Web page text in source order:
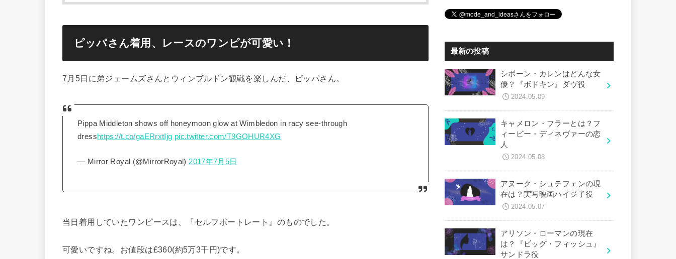
ピッパさん着用、レースのワンピが可愛い！
7月5日に弟ジェームズさんとウィンブルドン観戦を楽しんだ、ピッパさん。
Pippa Middleton shows off honeymoon glow at Wimbledon in racy see-through
dresshttps://t.co/gaERrxtIjg pic.twitter.com/T9GOHUR4XG
— Mirror Royal (@MirrorRoyal) 2017年7月5日
当日着用していたワンピースは、『セルフポートレート』のものでした。
可愛いですね。お値段は£360(約5万3千円)です。
最新の投稿
シボーン・カレンはどんな女
優？『ボドキン』ダヴ役
2024.05.09
キャメロン・フラーとは？フ
ィービー・ディネヴァーの恋
人
2024.05.08
アヌーク・シュテフェンの現
在は？実写映画ハイジ子役
2024.05.07
アリソン・ローマンの現在
は？『ビッグ・フィッシュ』
サンドラ役